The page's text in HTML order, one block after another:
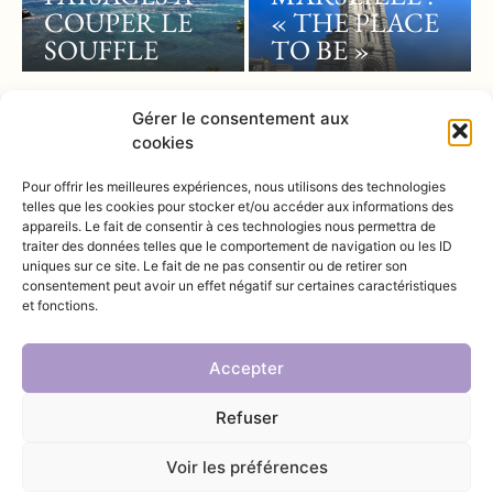
Gérer le consentement aux
cookies
Pour offrir les meilleures expériences, nous utilisons des technologies
telles que les cookies pour stocker et/ou accéder aux informations des
appareils. Le fait de consentir à ces technologies nous permettra de
traiter des données telles que le comportement de navigation ou les ID
uniques sur ce site. Le fait de ne pas consentir ou de retirer son
consentement peut avoir un effet négatif sur certaines caractéristiques
et fonctions.
Accepter
Refuser
Voir les préférences
COUPER LE
SOUFFLE
« THE PLACE
TO BE »
@INSTAGRAM